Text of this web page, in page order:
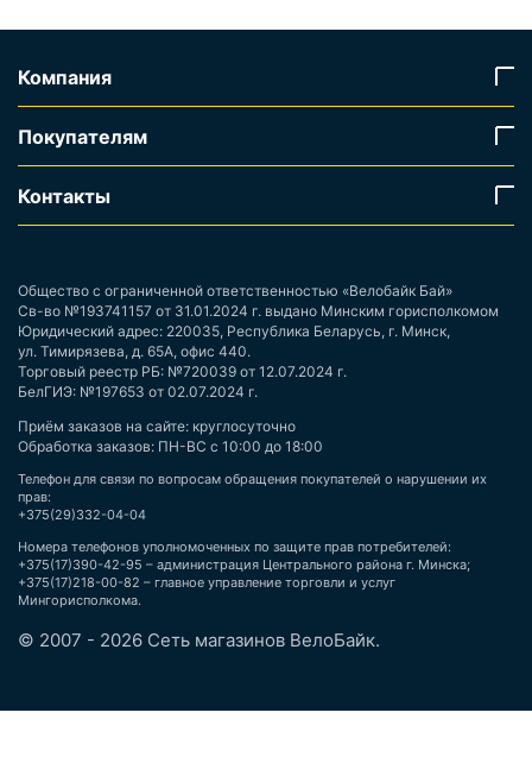
Компания
Покупателям
Контакты
Общество с ограниченной ответственностью «Велобайк Бай»
Св-во №193741157 от 31.01.2024 г. выдано Минским горисполкомом
Юридический адрес: 220035, Республика Беларусь, г. Минск,
ул. Тимирязева, д. 65А, офис 440.
Торговый реестр РБ: №720039 от 12.07.2024 г.
БелГИЭ: №197653 от 02.07.2024 г.
Приём заказов на сайте: круглосуточно
Обработка заказов: ПН-ВС с 10:00 до 18:00
Телефон для связи по вопросам обращения покупателей о нарушении их
прав:
+375(29)332-04-04
Номера телефонов уполномоченных по защите прав потребителей:
+375(17)390-42-95 – администрация Центрального района г. Минска;
+375(17)218-00-82 – главное управление торговли и услуг
Мингорисполкома.
© 2007 - 2026 Сеть магазинов ВелоБайк.